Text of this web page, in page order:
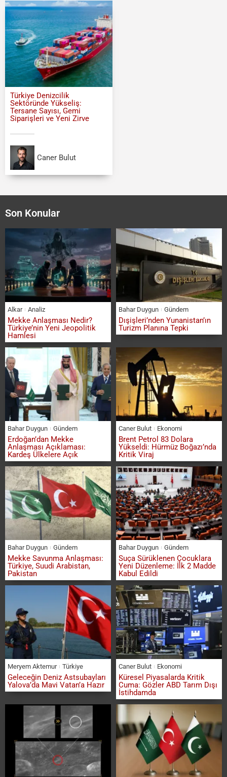
Türkiye Denizcilik
Sektöründe Yükseliş:
Tersane Sayısı, Gemi
Siparişleri ve Yeni Zirve
Caner Bulut
Son Konular
Alkar Analiz
Mekke Anlaşması Nedir?
Türkiye’nin Yeni Jeopolitik
Hamlesi
Bahar Duygun Gündem
Dışişleri’nden Yunanistan’ın
Turizm Planına Tepki
Bahar Duygun Gündem
Erdoğan’dan Mekke
Anlaşması Açıklaması:
Kardeş Ülkelere Açık
Caner Bulut Ekonomi
Brent Petrol 83 Dolara
Yükseldi: Hürmüz Boğazı’nda
Kritik Viraj
Bahar Duygun Gündem
Mekke Savunma Anlaşması:
Türkiye, Suudi Arabistan,
Pakistan
Bahar Duygun Gündem
Suça Sürüklenen Çocuklara
Yeni Düzenleme: İlk 2 Madde
Kabul Edildi
Meryem Aktemur Türkiye
Geleceğin Deniz Astsubayları
Yalova’da Mavi Vatan’a Hazır
Caner Bulut Ekonomi
Küresel Piyasalarda Kritik
Cuma: Gözler ABD Tarım Dışı
İstihdamda